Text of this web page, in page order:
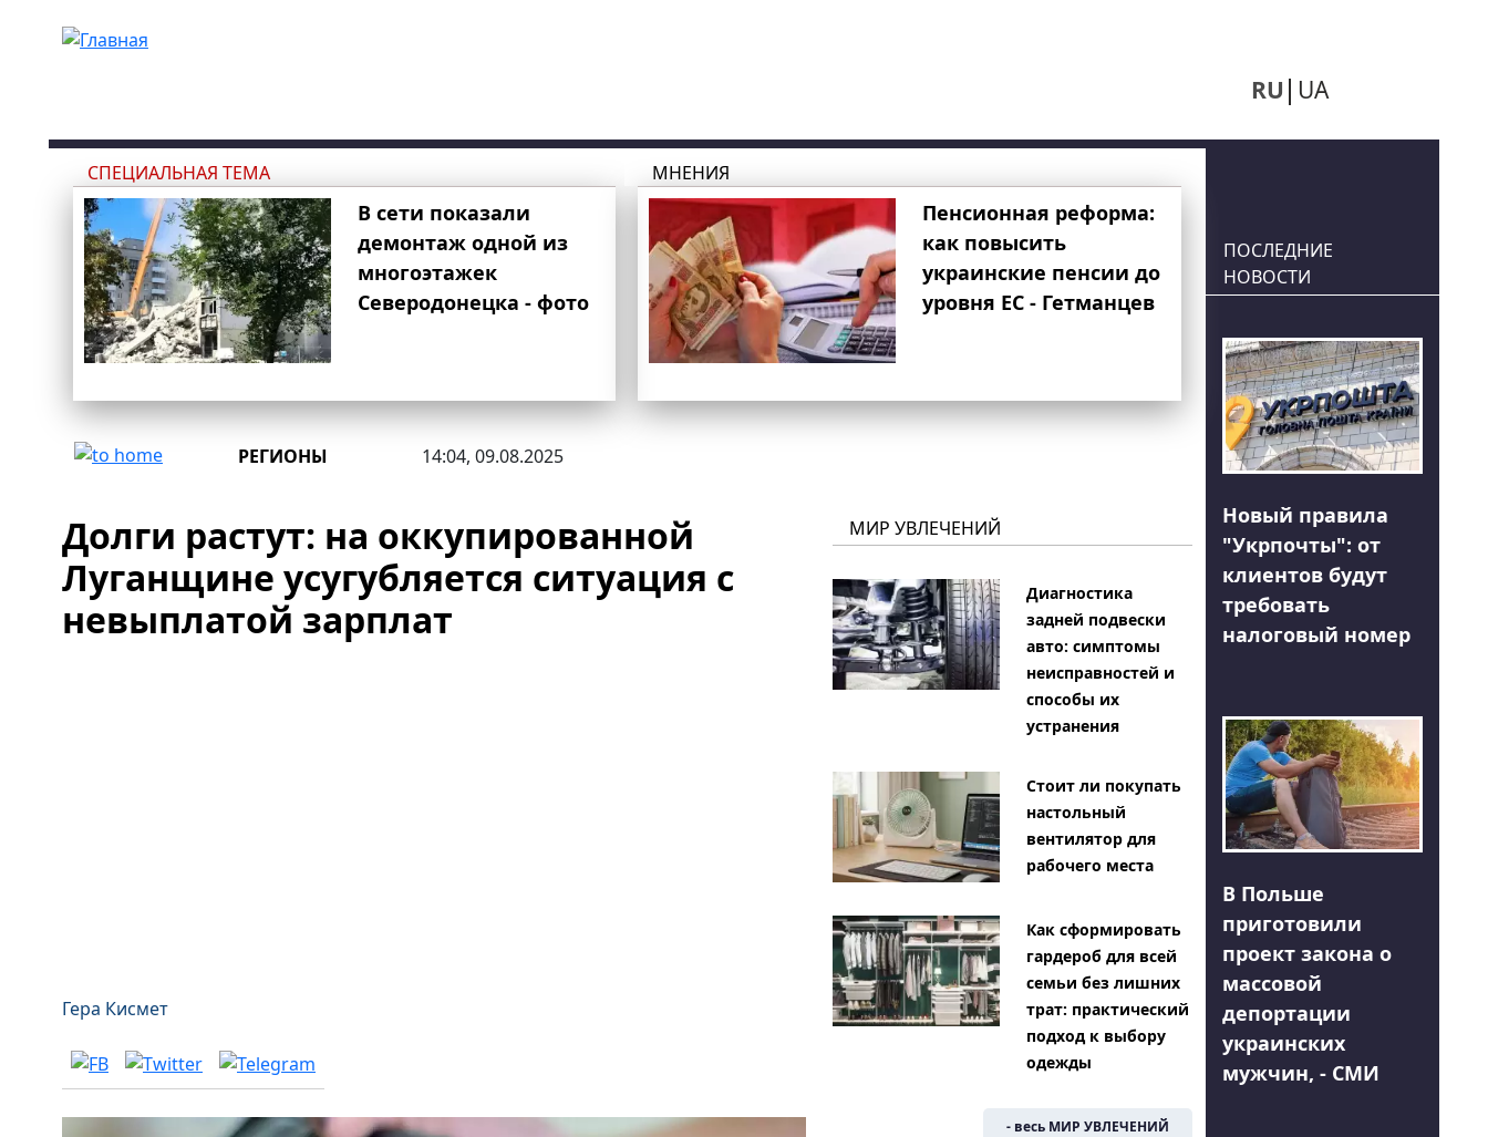
RU UA
СПЕЦИАЛЬНАЯ ТЕМА
В сети показали
демонтаж одной из
многоэтажек
Северодонецка - фото
МНЕНИЯ
Пенсионная реформа:
как повысить
украинские пенсии до
уровня ЕС - Гетманцев
РЕГИОНЫ 14:04, 09.08.2025
Долги растут: на оккупированной
Луганщине усугубляется ситуация с
невыплатой зарплат
Гера Кисмет
МИР УВЛЕЧЕНИЙ
Диагностика
задней подвески
авто: симптомы
неисправностей и
способы их
устранения
Стоит ли покупать
настольный
вентилятор для
рабочего места
Как сформировать
гардероб для всей
семьи без лишних
трат: практический
подход к выбору
одежды
- весь МИР УВЛЕЧЕНИЙ
ПОСЛЕДНИЕ
НОВОСТИ
Новый правила
"Укрпочты": от
клиентов будут
требовать
налоговый номер
В Польше
приготовили
проект закона о
массовой
депортации
украинских
мужчин, - СМИ